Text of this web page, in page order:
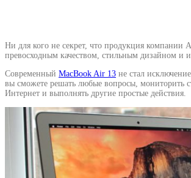
Ни для кого не секрет, что продукция компании
превосходным качеством, стильным дизайном и
Современный MacBook Air 13 не стал
вы сможете решать любые вопросы, мониторить
Интернет и выполнять другие простые действия.